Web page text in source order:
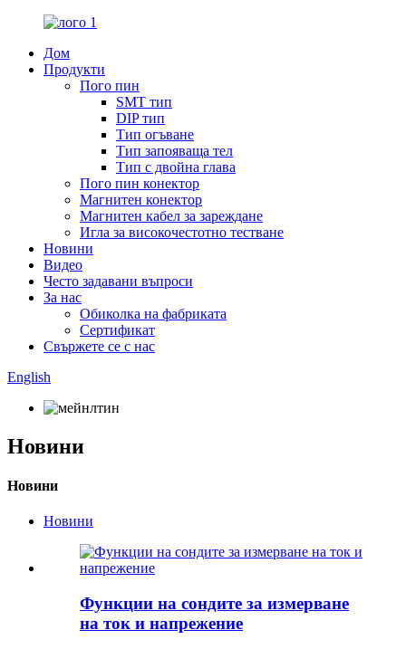
Дом
Продукти
Пого пин
SMT тип
DIP тип
Тип огъване
Тип запояваща тел
Тип с двойна глава
Пого пин конектор
Магнитен конектор
Магнитен кабел за зареждане
Игла за високочестотно тестване
Новини
Видео
Често задавани въпроси
За нас
Обиколка на фабриката
Сертификат
Свържете се с нас
English
Новини
Новини
Новини
Функции на сондите за измерване
на ток и напрежение